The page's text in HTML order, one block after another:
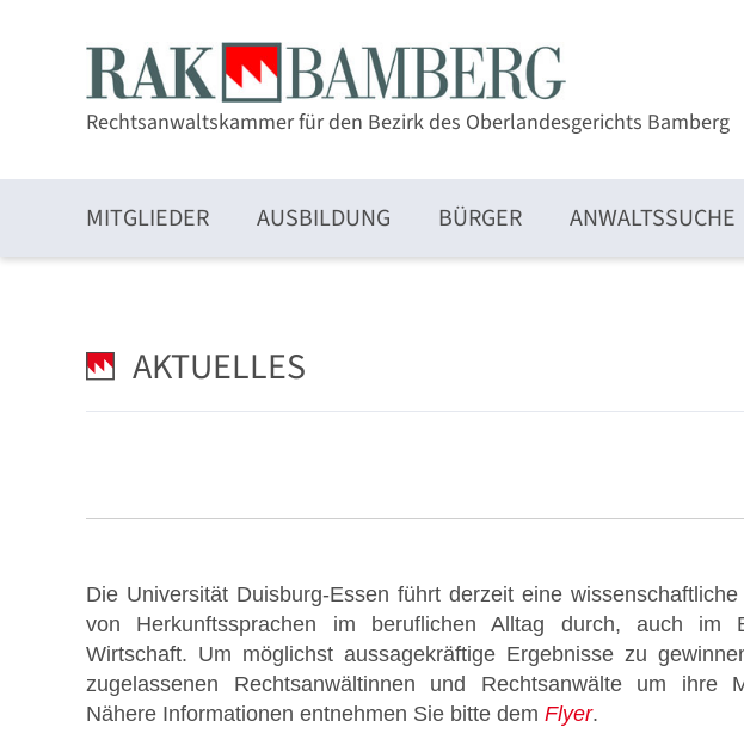
Rechtsanwaltskammer für den Bezirk des Oberlandesgerichts Bamberg
MITGLIEDER
Stellenmarkt
AUSBILDUNG BÜRGER ANWALTSSUCHE
AKTUELLES
Die Universität Duisburg-Essen führt derzeit eine
von Herkunftssprachen im beruflichen Alltag durch, auch im
Wirtschaft. Um möglichst aussagekräftige Ergebnisse zu
zugelassenen Rechtsanwältinnen und Rechtsanwälte um ihre
Nähere Informationen entnehmen Sie bitte dem Flyer.